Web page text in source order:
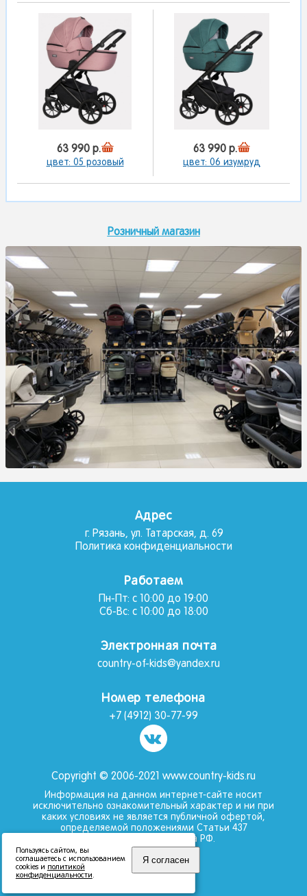
63 990 р.
цвет: 05 розовый
63 990 р.
цвет: 06 изумруд
Розничный магазин
Адрес
г. Рязань, ул. Татарская, д. 69
Политика конфиденциальности
Работаем
Пн-Пт: с 10:00 до 19:00
Сб-Вс: с 10:00 до 18:00
Электронная почта
country-of-kids@yandex.ru
Номер телефона
+7 (4912) 30-77-99
Copyright © 2006-2021 www.country-kids.ru
Информация на данном интернет-сайте носит
исключительно ознакомительный характер и ни при
каких условиях не является публичной офертой,
определяемой положениями Статьи 437
Гражданского кодекса РФ.
2012 BlackCrystal
Пользуясь сайтом, вы
соглашаетесь с использованием
cookies и политикой
конфиденциальности .
Я согласен